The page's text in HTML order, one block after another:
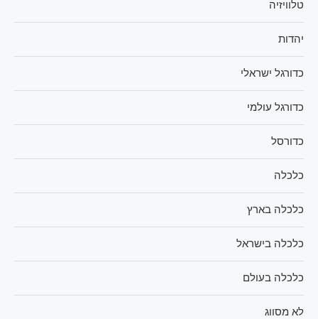
טלוויזיה
יהדות
כדורגל ישראלי
כדורגל עולמי
כדורסל
כלכלה
כלכלה בארץ
כלכלה בישראל
כלכלה בעולם
לא מסווג